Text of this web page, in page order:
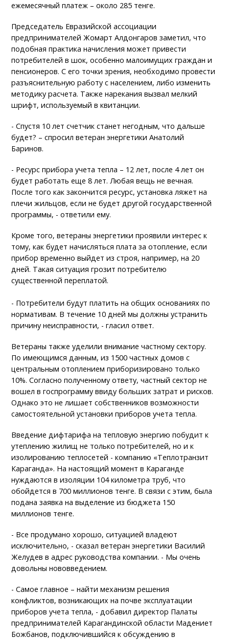
ежемесячный платеж – около 285 тенге.
Председатель Евразийской ассоциации
предпринимателей Жомарт Алдонгаров заметил, что
подобная практика начисления может привести
потребителей в шок, особенно малоимущих граждан и
пенсионеров. С его точки зрения, необходимо провести
разъяснительную работу с населением, либо изменить
методику расчета. Также нарекания вызвал мелкий
шрифт, используемый в квитанции.
- Спустя 10 лет счетчик станет негодным, что дальше
будет? – спросил ветеран энергетики Анатолий
Баринов.
- Ресурс прибора учета тепла – 12 лет, после 4 лет он
будет работать еще 8 лет. Любая вещь не вечная.
После того как закончится ресурс, установка ляжет на
плечи жильцов, если не будет другой государственной
программы, - ответили ему.
Кроме того, ветераны энергетики проявили интерес к
тому, как будет начисляться плата за отопление, если
прибор временно выйдет из строя, например, на 20
дней. Такая ситуация грозит потребителю
существенной переплатой.
- Потребители будут платить на общих основаниях по
нормативам. В течение 10 дней мы должны устранить
причину неисправности, - гласил ответ.
Ветераны также уделили внимание частному сектору.
По имеющимся данным, из 1500 частных домов с
центральным отоплением приборизировано только
10%. Согласно полученному ответу, частный сектор не
вошел в госпрограмму ввиду больших затрат и рисков.
Однако это не лишает собственников возможности
самостоятельной установки приборов учета тепла.
Введение дифтарифа на тепловую энергию побудит к
утеплению жилищ не только потребителей, но и к
изолированию теплосетей - компанию «Теплотранзит
Караганда». На настоящий момент в Караганде
нуждаются в изоляции 104 километра труб, что
обойдется в 700 миллионов тенге. В связи с этим, была
подана заявка на выделение из бюджета 150
миллионов тенге.
- Все продумано хорошо, ситуацией владеют
исключительно, - сказал ветеран энергетики Василий
Желудев в адрес руководства компании. - Мы очень
довольны нововведением.
- Самое главное – найти механизм решения
конфликтов, возникающих на почве эксплуатации
приборов учета тепла, - добавил директор Палаты
предпринимателей Карагандинской области Мадениет
Божбанов, подключившийся к обсуждению в